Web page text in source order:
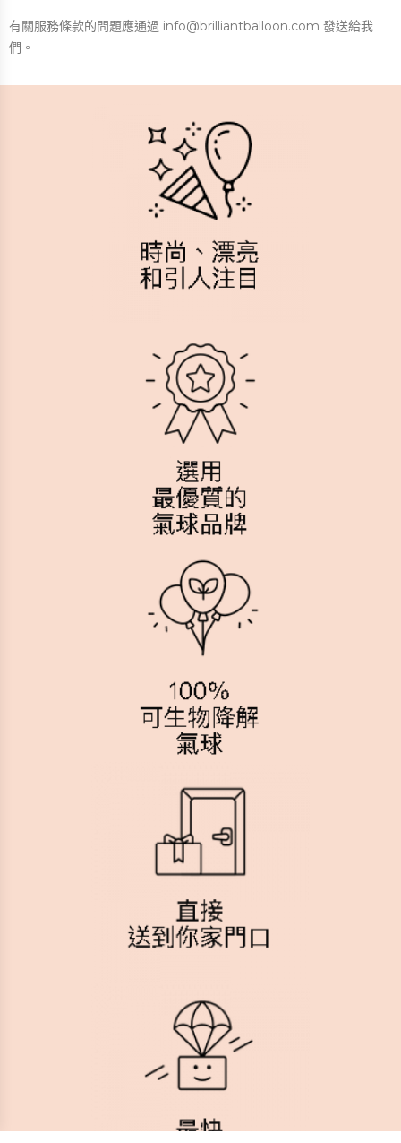
有關服務條款的問題應通過 info@brilliantballoon.com 發送給我
們。